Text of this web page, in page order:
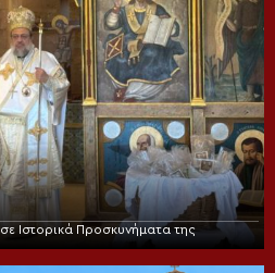
Ιστορικά Προσκυνήματα της